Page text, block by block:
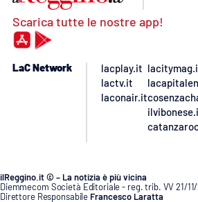
Scarica tutte le nostre app!
LaC Network
lacplay.it
lactv.it
laconair.it
ilReggino.it © – La notizia è più vicina
Diemmecom Società Editoriale - reg. trib. VV 21/11/
Direttore Responsabile Francesco Laratta